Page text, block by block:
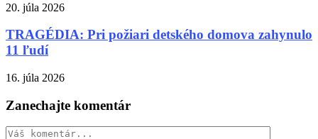
20. júla 2026
TRAGÉDIA: Pri požiari detského domova zahynulo
11 ľudí
16. júla 2026
Zanechajte komentár